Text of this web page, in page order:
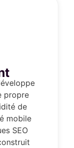
propre
de
mobile
SEO